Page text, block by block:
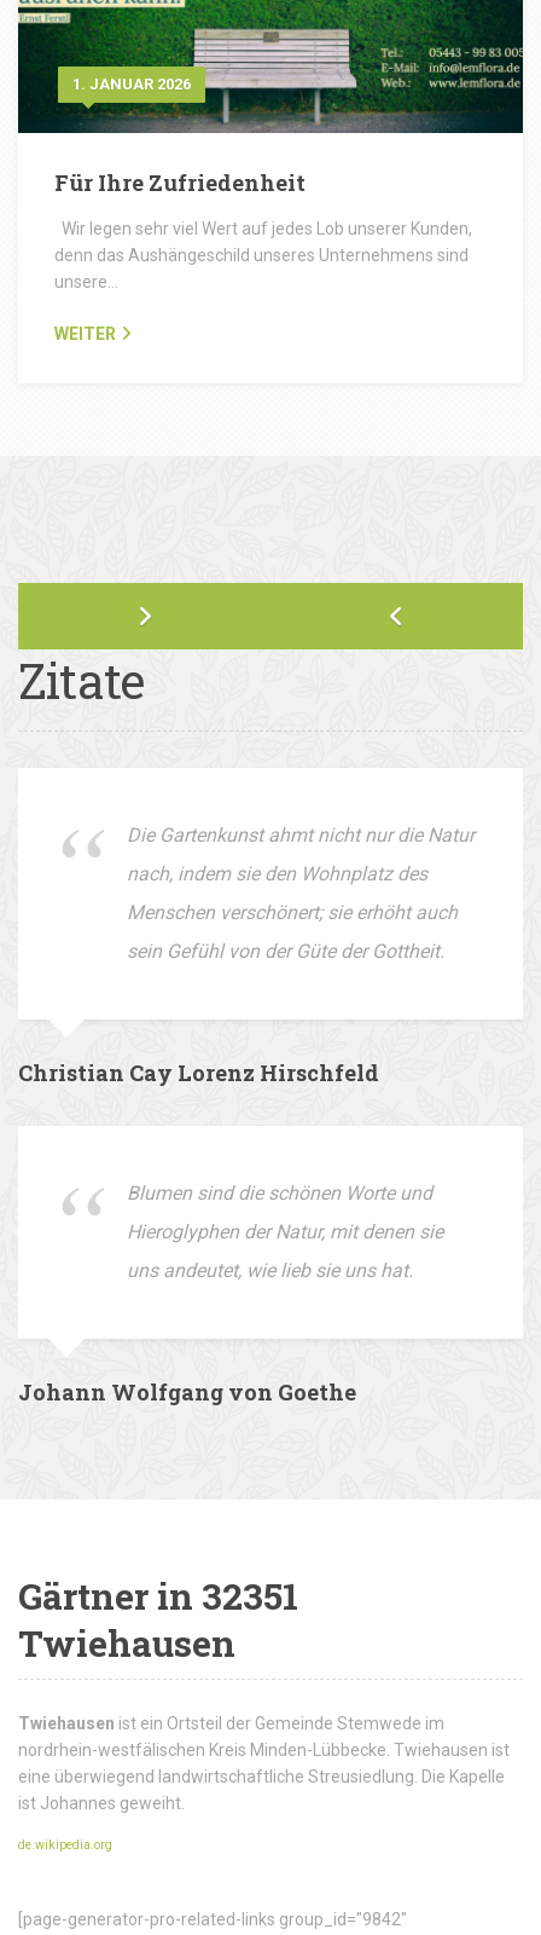
1. JANUAR 2026
Für Ihre Zufriedenheit
Wir legen sehr viel Wert auf jedes Lob unserer Kunden,
denn das Aushängeschild unseres Unternehmens sind
unsere…
WEITER
Zitate
Die Gartenkunst ahmt nicht nur die Natur
nach, indem sie den Wohnplatz des
Menschen verschönert; sie erhöht auch
sein Gefühl von der Güte der Gottheit.
Christian Cay Lorenz Hirschfeld
Blumen sind die schönen Worte und
Hieroglyphen der Natur, mit denen sie
uns andeutet, wie lieb sie uns hat.
Johann Wolfgang von Goethe
Gärtner in 32351
Twiehausen
Twiehausen ist ein Ortsteil der Gemeinde Stemwede im
nordrhein-westfälischen Kreis Minden-Lübbecke. Twiehausen ist
eine überwiegend landwirtschaftliche Streusiedlung. Die Kapelle
ist Johannes geweiht.
de.wikipedia.org
[page-generator-pro-related-links group_id="9842"